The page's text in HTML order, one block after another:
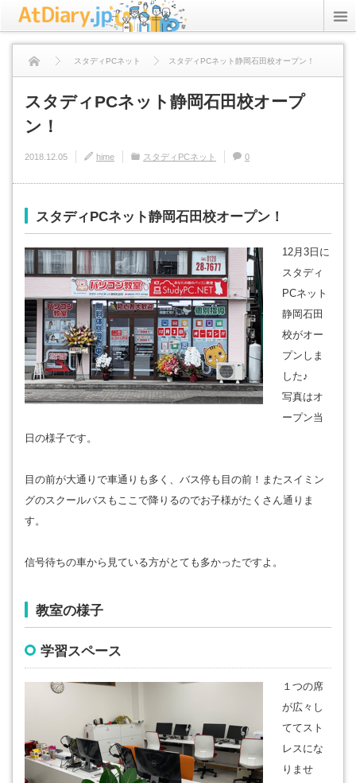
スタディPCネット スタディPCネット静岡石田校オープン！
スタディPCネット静岡石田校オープ
ン！
2018.12.05 hime スタディPCネット 0
スタディPCネット静岡石田校オープン！
12月3日に
スタディ
PCネット
静岡石田
校がオー
プンしま
した♪
写真はオ
ープン当
日の様子です。
目の前が大通りで車通りも多く、バス停も目の前！またスイミン
グのスクールバスもここで降りるのでお子様がたくさん通りま
す。
信号待ちの車から見ている方がとても多かったですよ。
教室の様子
学習スペース
１つの席
が広々し
ててスト
レスにな
りませ
資格アリーナ